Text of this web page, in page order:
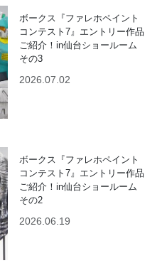
ボークス『ファレホペイント
コンテスト7』エントリー作品
ご紹介！in仙台ショールーム
その3
2026.07.02
ボークス『ファレホペイント
コンテスト7』エントリー作品
ご紹介！in仙台ショールーム
その2
2026.06.19